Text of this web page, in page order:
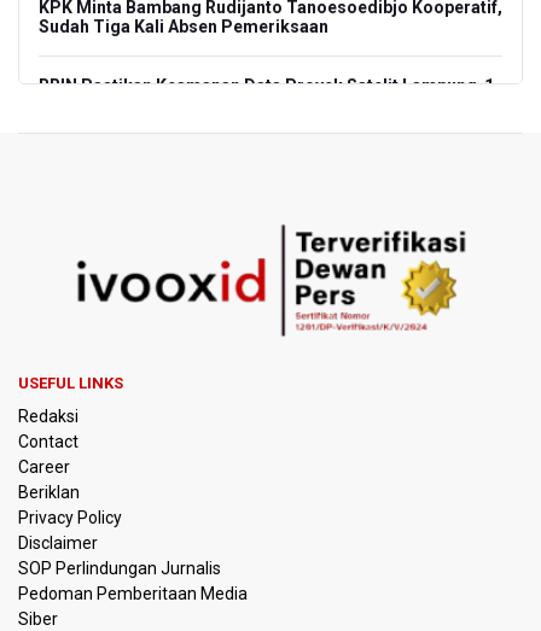
KPK Minta Bambang Rudijanto Tanoesoedibjo Kooperatif,
Sudah Tiga Kali Absen Pemeriksaan
BRIN Pastikan Keamanan Data Proyek Satelit Lampung-1
Kuasa Hukum Klaim 995 Airsoft Gun di Sekolah Swasta
Jaksel Berizin, Bantah Kepemilikan Senjata Api dan
Narkoba
Menperin Sebut Insentif Kendaraan Listrik untuk Produk
Lawan Persib Bandung
Dari Literasi Teks ke Literasi Multimodal
Kemenag Terbitkan 40 Buku Digital Pendidikan Agama
Islam, Dapat Diunduh Gratis
USEFUL LINKS
Redaksi
Contact
Career
Beriklan
Privacy Policy
Disclaimer
SOP Perlindungan Jurnalis
Pedoman Pemberitaan Media
Siber